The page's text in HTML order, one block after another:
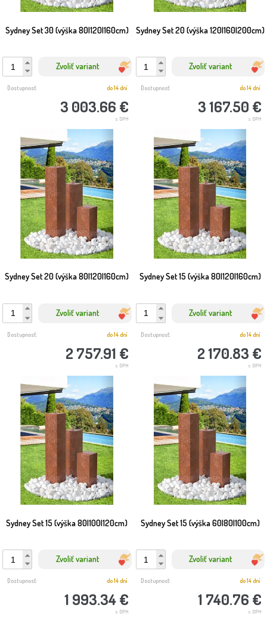
Sydney Set 30 (výška 80|120|160cm)
Zvoliť variant
3 003.66 €
s DPH
Dostupnosť: do 14 dní
Sydney Set 20 (výška 120|160|200cm)
Zvoliť variant
3 167.50 €
s DPH
Dostupnosť: do 14 dní
Sydney Set 20 (výška 80|120|160cm)
Zvoliť variant
2 757.91 €
s DPH
Dostupnosť: do 14 dní
Sydney Set 15 (výška 80|120|160cm)
Zvoliť variant
2 170.83 €
s DPH
Dostupnosť: do 14 dní
Sydney Set 15 (výška 80|100|120cm)
Zvoliť variant
1 993.34 €
s DPH
Dostupnosť: do 14 dní
Sydney Set 15 (výška 60|80|100cm)
Zvoliť variant
1 740.76 €
s DPH
Dostupnosť: do 14 dní